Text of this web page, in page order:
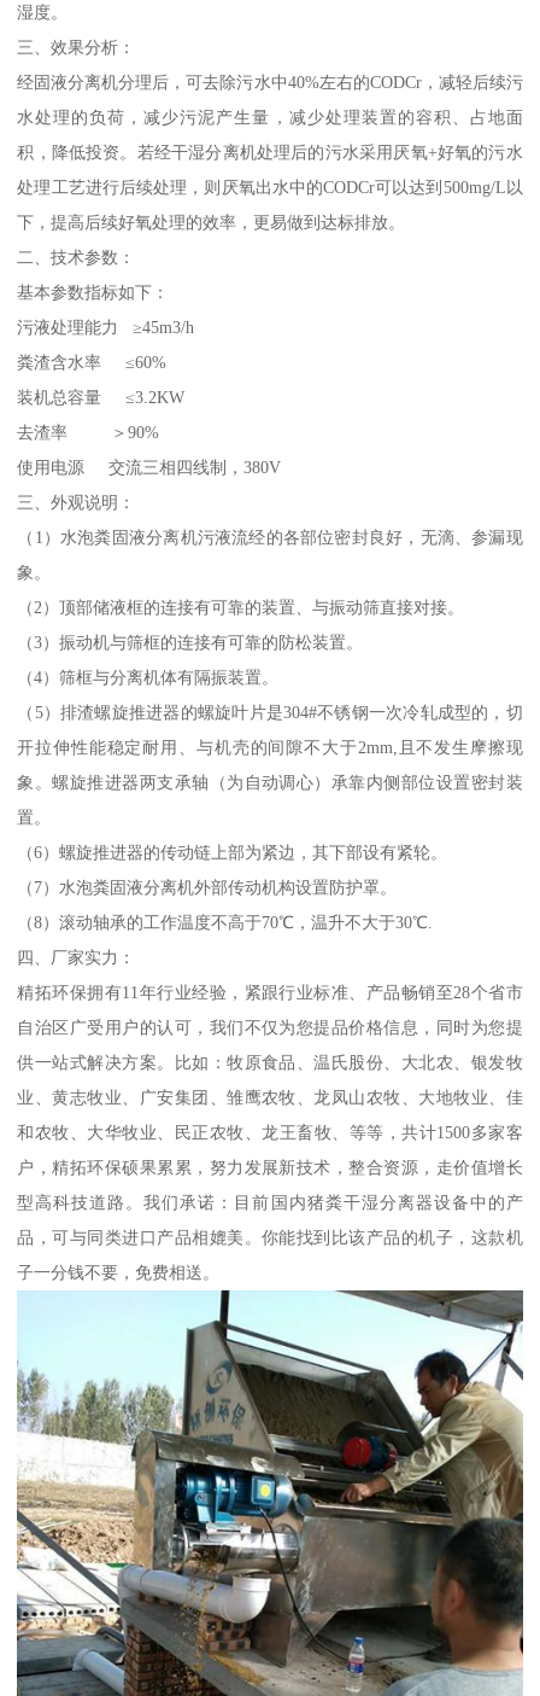
湿度。
三、效果分析：
经固液分离机分理后，可去除污水中40%左右的CODCr，减轻后续污
水处理的负荷，减少污泥产生量，减少处理装置的容积、占地面
积，降低投资。若经干湿分离机处理后的污水采用厌氧+好氧的污水
处理工艺进行后续处理，则厌氧出水中的CODCr可以达到500mg/L以
下，提高后续好氧处理的效率，更易做到达标排放。
二、技术参数：
基本参数指标如下：
污液处理能力 ≥45m3/h
粪渣含水率 ≤60%
装机总容量 ≤3.2KW
去渣率 ＞90%
使用电源 交流三相四线制，380V
三、外观说明：
（1）水泡粪固液分离机污液流经的各部位密封良好，无滴、参漏现
象。
（2）顶部储液框的连接有可靠的装置、与振动筛直接对接。
（3）振动机与筛框的连接有可靠的防松装置。
（4）筛框与分离机体有隔振装置。
（5）排渣螺旋推进器的螺旋叶片是304#不锈钢一次冷轧成型的，切
开拉伸性能稳定耐用、与机壳的间隙不大于2mm,且不发生摩擦现
象。螺旋推进器两支承轴（为自动调心）承靠内侧部位设置密封装
置。
（6）螺旋推进器的传动链上部为紧边，其下部设有紧轮。
（7）水泡粪固液分离机外部传动机构设置防护罩。
（8）滚动轴承的工作温度不高于70℃，温升不大于30℃.
四、厂家实力：
精拓环保拥有11年行业经验，紧跟行业标准、产品畅销至28个省市
自治区广受用户的认可，我们不仅为您提品价格信息，同时为您提
供一站式解决方案。比如：牧原食品、温氏股份、大北农、银发牧
业、黄志牧业、广安集团、雏鹰农牧、龙凤山农牧、大地牧业、佳
和农牧、大华牧业、民正农牧、龙王畜牧、等等，共计1500多家客
户，精拓环保硕果累累，努力发展新技术，整合资源，走价值增长
型高科技道路。我们承诺：目前国内猪粪干湿分离器设备中的产
品，可与同类进口产品相媲美。你能找到比该产品的机子，这款机
子一分钱不要，免费相送。